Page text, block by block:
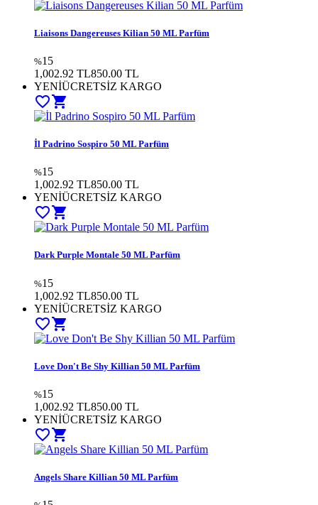
Liaisons Dangereuses Kilian 50 ML Parfüm
%15
1,002.92 TL850.00 TL
YENİÜCRETSİZ KARGO
favorite_bordershopping_cart
İl Padrino Sospiro 50 ML Parfüm
%15
1,002.92 TL850.00 TL
YENİÜCRETSİZ KARGO
favorite_bordershopping_cart
Dark Purple Montale 50 ML Parfüm
%15
1,002.92 TL850.00 TL
YENİÜCRETSİZ KARGO
favorite_bordershopping_cart
Love Don't Be Shy Killian 50 ML Parfüm
%15
1,002.92 TL850.00 TL
YENİÜCRETSİZ KARGO
favorite_bordershopping_cart
Angels Share Killian 50 ML Parfüm